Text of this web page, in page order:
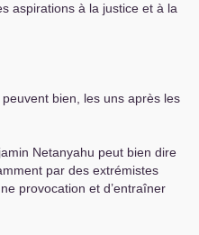
aspirations à la justice et à la
bien, les uns après les
Netanyahu peut bien dire
par des extrémistes
provocation et d’entraîner